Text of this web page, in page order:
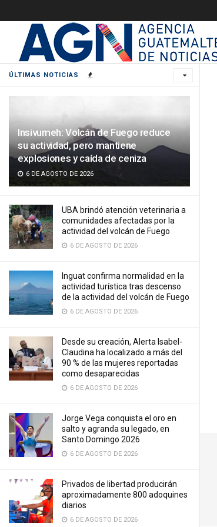
ÚLTIMAS NOTICIAS
Insivumeh: Volcán de Fuego reduce
su actividad, pero mantiene
explosiones y caída de ceniza
6 DE AGOSTO DE 2026
UBA brindó atención veterinaria a
comunidades afectadas por la
actividad del volcán de Fuego
6 DE AGOSTO DE 2026
Inguat confirma normalidad en la
actividad turística tras descenso
de la actividad del volcán de Fuego
6 DE AGOSTO DE 2026
Desde su creación, Alerta Isabel-
Claudina ha localizado a más del
90 % de las mujeres reportadas
como desaparecidas
6 DE AGOSTO DE 2026
Jorge Vega conquista el oro en
salto y agranda su legado, en
Santo Domingo 2026
6 DE AGOSTO DE 2026
Privados de libertad producirán
aproximadamente 800 adoquines
diarios
6 DE AGOSTO DE 2026